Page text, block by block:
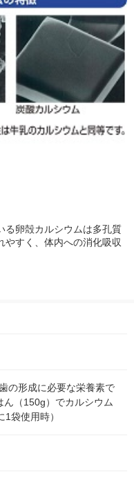
る卵殻カルシウムは多孔質
やすく、体内への消化吸収
の形成に必要な栄養素で
（150g）でカルシウム
袋使用時）